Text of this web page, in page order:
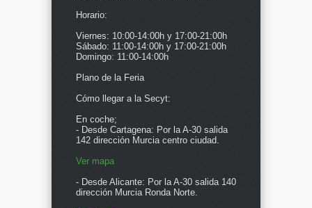
Horario:
Viernes: 10:00-14:00h y 17:00-21:00h
Sábado: 11:00-14:00h y 17:00-21:00h
Domingo: 11:00-14:00h
Plano de la Feria
Cómo llegar a la Secyt:
En coche;
- Desde Cartagena: Por la A-30 salida
142 dirección Murcia centro ciudad.
Ver mapa
- Desde Alicante: Por la A-30 salida 140
dirección Murcia Ronda Norte.